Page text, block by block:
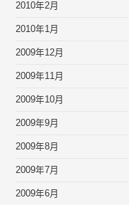
2010年2月
2010年1月
2009年12月
2009年11月
2009年10月
2009年9月
2009年8月
2009年7月
2009年6月